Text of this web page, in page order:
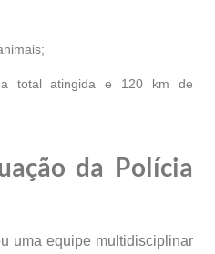
total atingida e 120 km de
da Polícia
uma equipe multidisciplinar